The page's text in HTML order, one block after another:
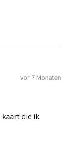
vor 7 Monaten
kaart die ik